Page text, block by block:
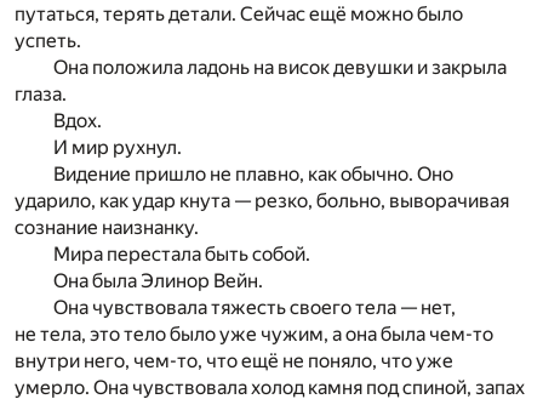
путаться, терять детали. Сейчас ещё можно было
успеть.
Она положила ладонь на висок девушки и закрыла
глаза.
Вдох.
И мир рухнул.
Видение пришло не плавно, как обычно. Оно
ударило, как удар кнута — резко, больно, выворачивая
сознание наизнанку.
Мира перестала быть собой.
Она была Элинор Вейн.
Она чувствовала тяжесть своего тела — нет,
не тела, это тело было уже чужим, а она была чем-то
внутри него, чем-то, что ещё не поняло, что уже
умерло. Она чувствовала холод камня под спиной, запах